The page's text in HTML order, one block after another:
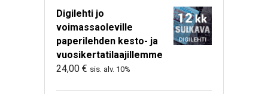
Digilehti jo
voimassaoleville
paperilehden kesto- ja
vuosikertatilaajillemme
24,00 € sis. alv. 10%